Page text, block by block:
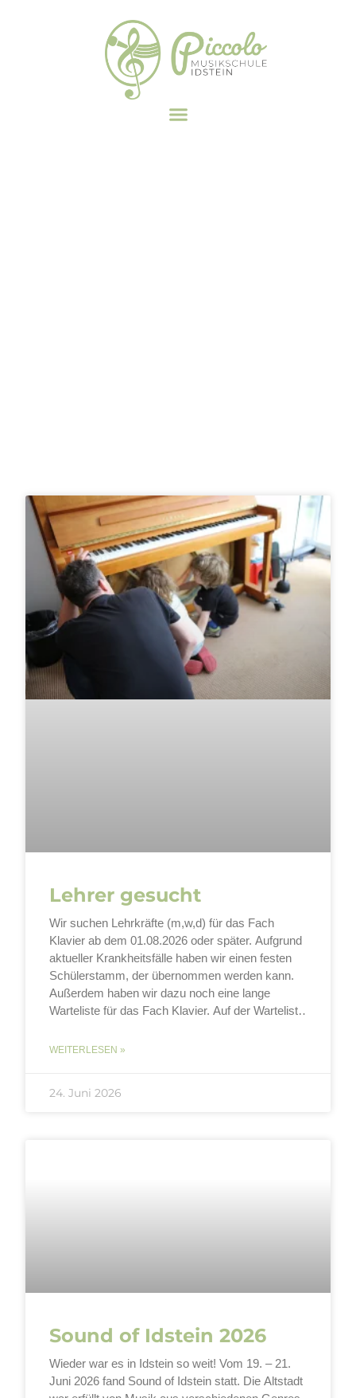
Lehrer gesucht
Wir suchen Lehrkräfte (m,w,d) für das Fach
Klavier ab dem 01.08.2026 oder später. Aufgrund
aktueller Krankheitsfälle haben wir einen festen
Schülerstamm, der übernommen werden kann.
Außerdem haben wir dazu noch eine lange
Warteliste für das Fach Klavier. Auf der Warteliste
Erwachsene. Wir bieten eine unbefristete
WEITERLESEN »
24. Juni 2026
Sound of Idstein 2026
Wieder war es in Idstein so weit! Vom 19. – 21.
Juni 2026 fand Sound of Idstein statt. Die Altstadt